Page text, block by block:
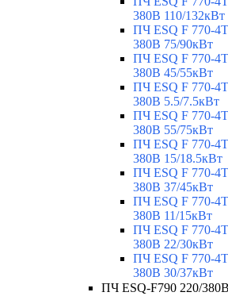
380В 110/132кВт
ПЧ ESQ F 770-
380В 75/90кВт
ПЧ ESQ F 770-
380В 45/55кВт
ПЧ ESQ F 770-
380В 5.5/7.5кВт
ПЧ ESQ F 770-
380В 55/75кВт
ПЧ ESQ F 770-
380В 15/18.5кВт
ПЧ ESQ F 770-
380В 37/45кВт
ПЧ ESQ F 770-
380В 11/15кВт
ПЧ ESQ F 770-
380В 22/30кВт
ПЧ ESQ F 770-
380В 30/37кВт
ПЧ ESQ-F790 220/